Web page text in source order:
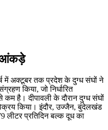
आंकड़े
में अक्टूबर तक प्रदेश के दुग्ध संघों ने
किया, जो निर्धारित
कम है। दीपावली के दौरान दुग्ध संघों
किया। इंदौर, उज्जैन, बुंदेलखंड
प्रतिदिन बल्क दूध का